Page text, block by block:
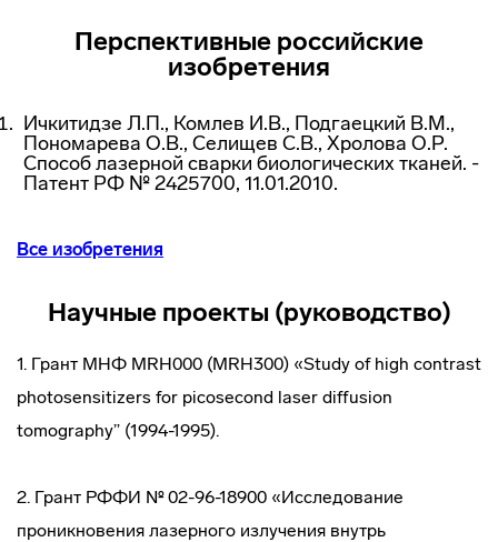
Перспективные российские
изобретения
Ичкитидзе Л.П., Комлев И.В., Подгаецкий В.М.,
Пономарева О.В., Селищев С.В., Хролова О.Р.
Способ лазерной сварки биологических тканей. -
Патент РФ № 2425700, 11.01.2010.
Все изобретения
Научные проекты (руководство)
1. Грант МНФ MRH000 (MRH300) «Study of high contrast
photosensitizers for picosecond laser diffusion
tomography” (1994-1995).
2. Грант РФФИ № 02-96-18900 «Исследование
проникновения лазерного излучения внутрь